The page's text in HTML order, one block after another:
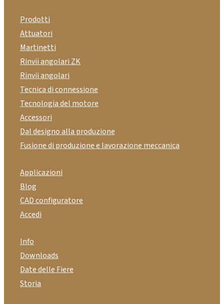
Prodotti
Attuatori
Martinetti
Rinvii angolari ZK
Rinvii angolari
Tecnica di connessione
Tecnologia del motore
Accessori
Dal designo alla produzione
Fusione di produzione e lavorazione meccanica
Applicazioni
Blog
CAD configuratore
Accedi
Info
Downloads
Date delle Fiere
Storia